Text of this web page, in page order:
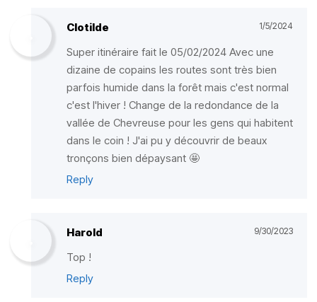
Clotilde 1/5/2024
Super itinéraire fait le 05/02/2024 Avec une
dizaine de copains les routes sont très bien
parfois humide dans la forêt mais c'est normal
c'est l'hiver ! Change de la redondance de la
vallée de Chevreuse pour les gens qui habitent
dans le coin ! J'ai pu y découvrir de beaux
tronçons bien dépaysant 🤩
Reply
Harold 9/30/2023
Top !
Reply